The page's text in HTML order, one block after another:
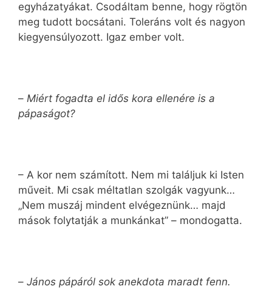
egyházatyákat. Csodáltam benne, hogy rögtön
meg tudott bocsátani. Toleráns volt és nagyon
kiegyensúlyozott. Igaz ember volt.
– Miért fogadta el idős kora ellenére is a
pápaságot?
– A kor nem számított. Nem mi találjuk ki Isten
műveit. Mi csak méltatlan szolgák vagyunk…
„Nem muszáj mindent elvégeznünk… majd
mások folytatják a munkánkat” – mondogatta.
– János pápáról sok anekdota maradt fenn.